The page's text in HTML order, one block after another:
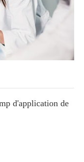
d'application de